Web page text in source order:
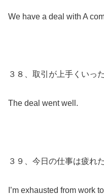
We have a deal with A
３８、取引が上手くいった
The deal went well.
３９、今日の仕事は疲れた
I’m exhausted from work